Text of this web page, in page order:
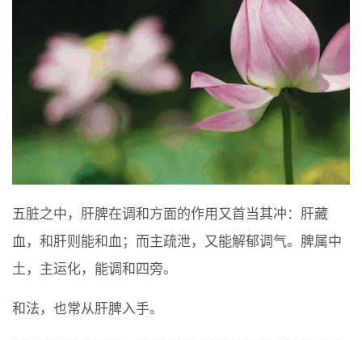
五脏之中，肝脾在调和方面的作用又首当其冲：肝藏
血，和肝则能和血；而主疏泄，又能解郁调气。脾属中
土，主运化，能调和四旁。
和法，也常从肝脾入手。